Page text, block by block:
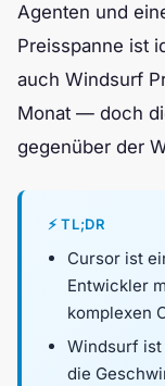
Agenten und
Preisspanne ist
auch Windsurf
Monat — doch
gegenüber der
⚡ TL;DR
Cursor ist
Entwickler
komplexen
Windsurf ist
die